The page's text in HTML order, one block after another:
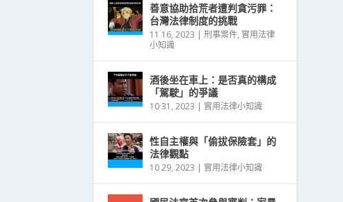
善意協助拾荒者遭判貪污罪：
台灣法律制度的挑戰
11 16, 2023 |刑事案件, 實用法律
小知識
酒後坐在車上：是否真的構成
「駕駛」的爭議
10 31, 2023 | 實用法律小知識
性自主權與「偷拔保險套」的
法律觀點
10 29, 2023 | 實用法律小知識